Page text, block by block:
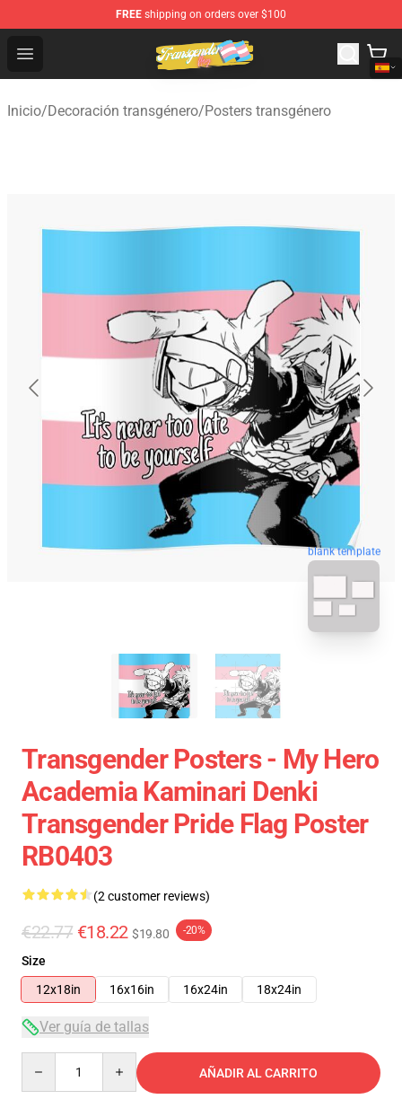
FREE shipping on orders over $100
Open menu
Transgender Flag Store - The Best Transgender Flag
Inicio/Decoración transgénero/Posters transgénero
blank template
Transgender Posters - My Hero
Academia Kaminari Denki
Transgender Pride Flag Poster
RB0403
(2 customer reviews)
€22.77 €18.22 $19.80 -20%
Size
12x18in
16x16in 16x24in 18x24in
Ver guía de tallas
AÑADIR AL CARRITO